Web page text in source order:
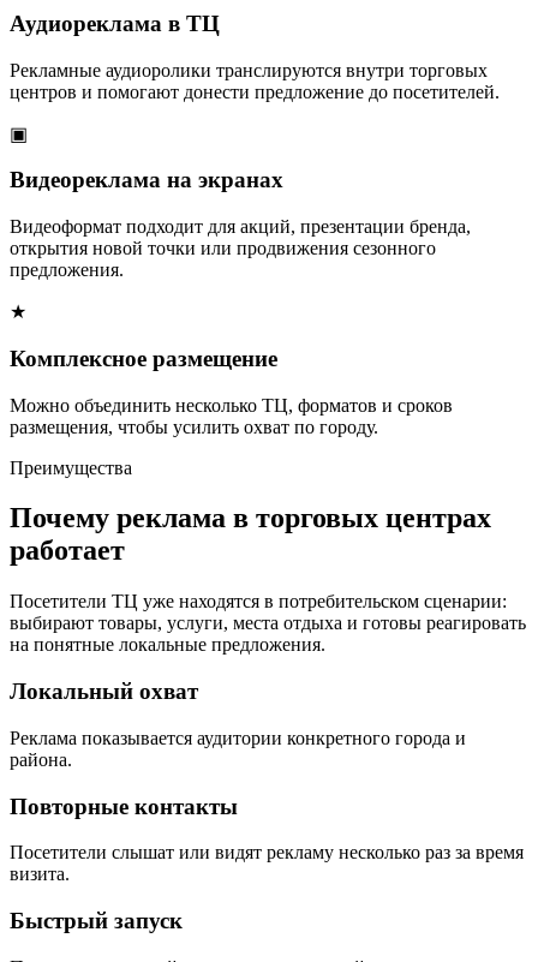
Аудиореклама в ТЦ
Рекламные аудиоролики транслируются внутри торговых
центров и помогают донести предложение до посетителей.
▣
Видеореклама на экранах
Видеоформат подходит для акций, презентации бренда,
открытия новой точки или продвижения сезонного
предложения.
★
Комплексное размещение
Можно объединить несколько ТЦ, форматов и сроков
размещения, чтобы усилить охват по городу.
Преимущества
Почему реклама в торговых центрах
работает
Посетители ТЦ уже находятся в потребительском сценарии:
выбирают товары, услуги, места отдыха и готовы реагировать
на понятные локальные предложения.
Локальный охват
Реклама показывается аудитории конкретного города и
района.
Повторные контакты
Посетители слышат или видят рекламу несколько раз за время
визита.
Быстрый запуск